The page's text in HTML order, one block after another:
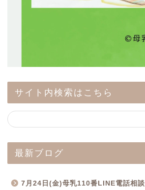
サイト内検索はこちら
最新ブログ
7月24日(金)母乳110番LINE電話相談